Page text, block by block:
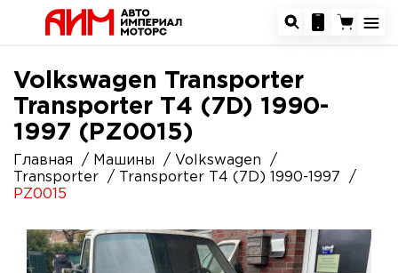
Volkswagen Transporter
Transporter T4 (7D) 1990-
1997 (PZ0015)
Главная Машины
Volkswagen
Transporter
Transporter T4 (7D) 1990-1997
PZ0015